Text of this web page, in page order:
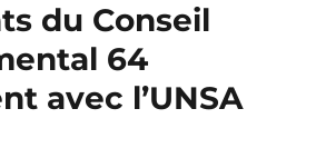
du Conseil
64
avec l’UNSA